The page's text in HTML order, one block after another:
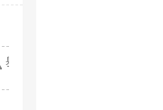
舉